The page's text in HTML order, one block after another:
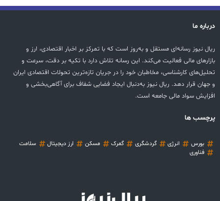
درباره ما
ریال نیوز رسانه‌ای مستقل و به‌روز است که با تمرکز بر اخبار اقتصادی، ارز و
بازارهای مالی فعالیت می‌کند. این رسانه تلاش دارد با تکیه بر دقت، سرعت و
تحلیل‌های کارشناسی، مخاطبان خود را در جریان تازه‌ترین تحولات اقتصادی ایران
و جهان قرار دهد. ریال نیوز به‌دنبال ایجاد فضایی شفاف برای آگاهی‌بخشی و
افزایش سواد مالی جامعه است.
پرچسب ها
بورس انرژی گردشگری گمرک مسکن ارز دیجیتال
سلامت
فناوری